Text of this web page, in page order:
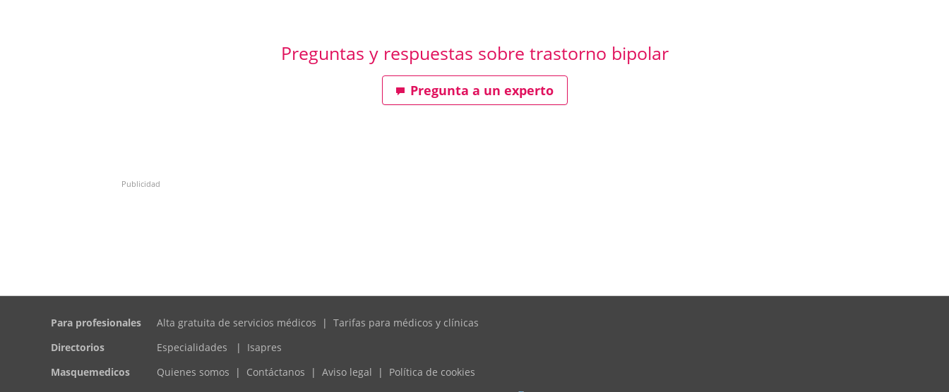
Preguntas y respuestas sobre trastorno bipolar
Pregunta a un experto
Publicidad
Para profesionales Alta gratuita de servicios médicos | Tarifas para médicos y clínicas
Directorios
Especialidades |
Isapres
Masquemedicos
Quienes somos | Contáctanos | Aviso legal |
Política de cookies